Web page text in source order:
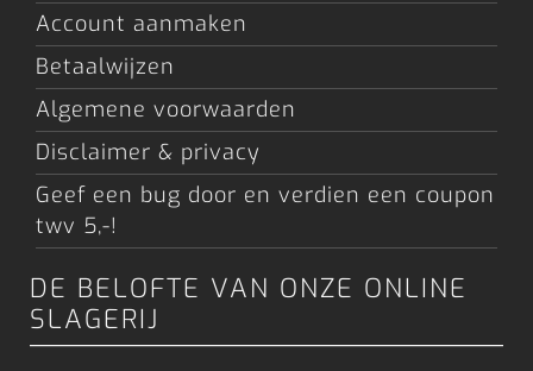
Account aanmaken
Betaalwijzen
Algemene voorwaarden
Disclaimer & privacy
Geef een bug door en verdien een coupon
twv 5,-!
DE BELOFTE VAN ONZE ONLINE
SLAGERIJ